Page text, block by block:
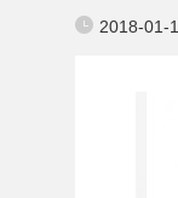
2018-01-